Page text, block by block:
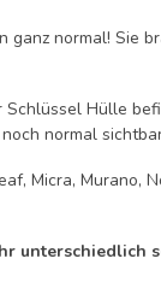
normal! Sie
Hülle
normal
Micra, Murano,
unterschiedlich